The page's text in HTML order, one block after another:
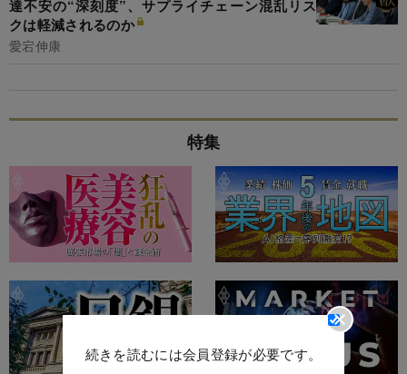
続きを読むには会員登録が必要です。
達不安の“深刻度”、サプライチェーン混乱リス
クは軽減されるのか
愛宕伸康
特集